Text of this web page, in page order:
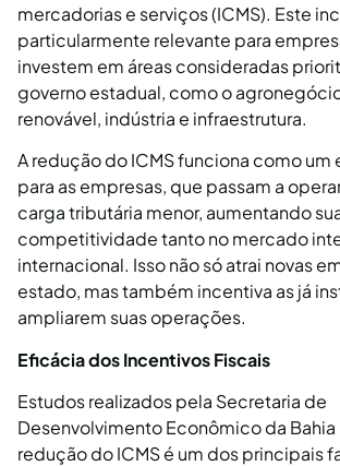
mercadorias e serviços (ICMS). Este
particularmente relevante para
investem em áreas consideradas
governo estadual, como o
renovável, indústria e infraestrutura.
A redução do ICMS funciona como
para as empresas, que passam a
carga tributária menor, aumentando
competitividade tanto no mercado
internacional. Isso não só atrai novas
estado, mas também incentiva as já
ampliarem suas operações.
Eficácia dos Incentivos Fiscais
Estudos realizados pela Secretaria de
Desenvolvimento Econômico da Bahia
redução do ICMS é um dos principais